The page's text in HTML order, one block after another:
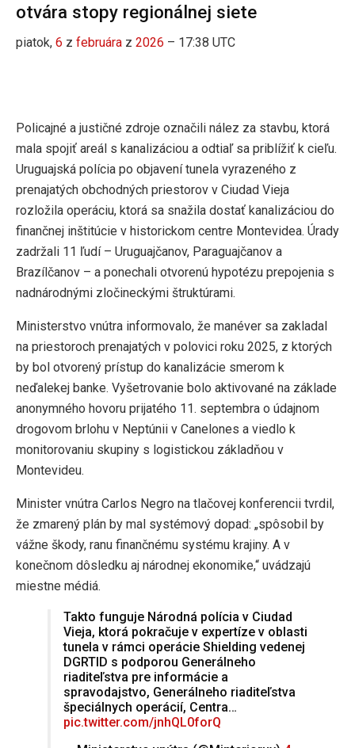
otvára stopy regionálnej siete
piatok, 6 z februára z 2026 – 17:38 UTC
Policajné a justičné zdroje označili nález za stavbu, ktorá
mala spojiť areál s kanalizáciou a odtiaľ sa priblížiť k cieľu.
Uruguajská polícia po objavení tunela vyrazeného z
prenajatých obchodných priestorov v Ciudad Vieja
rozložila operáciu, ktorá sa snažila dostať kanalizáciou do
finančnej inštitúcie v historickom centre Montevidea. Úrady
zadržali 11 ľudí – Uruguajčanov, Paraguajčanov a
Brazílčanov – a ponechali otvorenú hypotézu prepojenia s
nadnárodnými zločineckými štruktúrami.
Ministerstvo vnútra informovalo, že manéver sa zakladal
na priestoroch prenajatých v polovici roku 2025, z ktorých
by bol otvorený prístup do kanalizácie smerom k
neďalekej banke. Vyšetrovanie bolo aktivované na základe
anonymného hovoru prijatého 11. septembra o údajnom
drogovom brlohu v Neptúnii v Canelones a viedlo k
monitorovaniu skupiny s logistickou základňou v
Montevideu.
Minister vnútra Carlos Negro na tlačovej konferencii tvrdil,
že zmarený plán by mal systémový dopad: „spôsobil by
vážne škody, ranu finančnému systému krajiny. A v
konečnom dôsledku aj národnej ekonomike,“ uvádzajú
miestne médiá.
Takto funguje Národná polícia v Ciudad
Vieja, ktorá pokračuje v expertíze v oblasti
tunela v rámci operácie Shielding vedenej
DGRTID s podporou Generálneho
riaditeľstva pre informácie a
spravodajstvo, Generálneho riaditeľstva
špeciálnych operácií, Centra…
pic.twitter.com/jnhQL0forQ